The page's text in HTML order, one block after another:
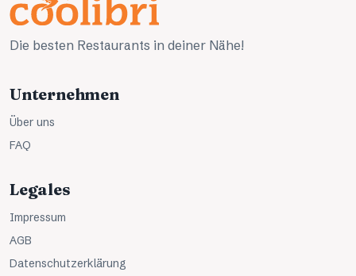
Die besten Restaurants in deiner Nähe!
Unternehmen
Über uns
FAQ
Legales
Impressum
AGB
Datenschutzerklärung